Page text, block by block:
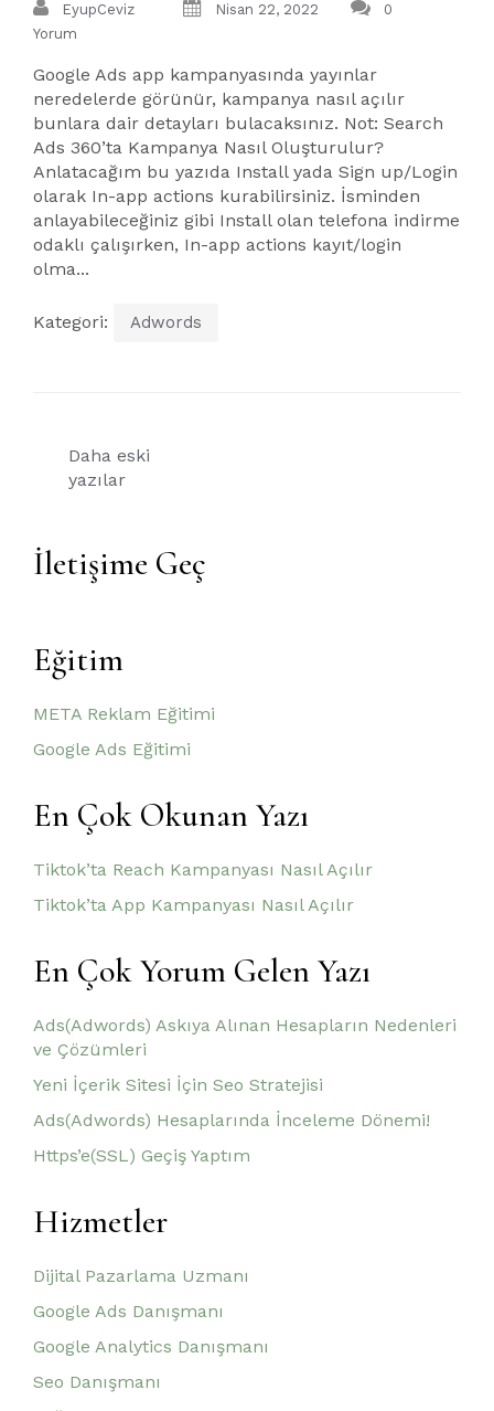
EyupCeviz Nisan 22, 2022
0
Yorum
Google Ads app kampanyasında yayınlar
neredelerde görünür, kampanya nasıl açılır
bunlara dair detayları bulacaksınız. Not: Search
Ads 360’ta Kampanya Nasıl Oluşturulur?
Anlatacağım bu yazıda Install yada Sign up/Login
olarak In-app actions kurabilirsiniz. İsminden
anlayabileceğiniz gibi Install olan telefona indirme
odaklı çalışırken, In-app actions kayıt/login
olma...
Kategori: Adwords
Yazı
gezinmesi
Daha eski
yazılar
İletişime Geç
Eğitim
META Reklam Eğitimi
Google Ads Eğitimi
En Çok Okunan Yazı
Tiktok’ta Reach Kampanyası Nasıl Açılır
Tiktok’ta App Kampanyası Nasıl Açılır
En Çok Yorum Gelen Yazı
Ads(Adwords) Askıya Alınan Hesapların Nedenleri
ve Çözümleri
Yeni İçerik Sitesi İçin Seo Stratejisi
Ads(Adwords) Hesaplarında İnceleme Dönemi!
Https’e(SSL) Geçiş Yaptım
Hizmetler
Dijital Pazarlama Uzmanı
Google Ads Danışmanı
Google Analytics Danışmanı
Seo Danışmanı